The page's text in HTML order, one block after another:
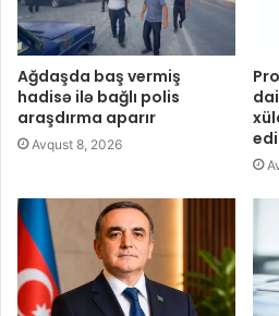
Ağdaşda baş vermiş
hadisə ilə bağlı polis
araşdırma aparır
Avqust 8, 2026